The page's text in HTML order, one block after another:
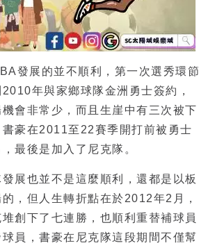
發展的並不順利，第一次選秀環節
年與家鄉球隊金洲勇士簽約，
會非常少，而且生崖中有三次被下
豪在2011至22賽季開打前被勇士
最後是加入了尼克隊。
展也並不是這麼順利，還都是以板
，但人生轉折點在於2012年2月，
創下了七連勝，也順利重替補球員
員，書豪在尼克隊這段期間不僅幫